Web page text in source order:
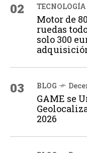
02 TECNOLOGÍA
Motor de
ruedas
solo 300
03 BLOG
GAME se
2026